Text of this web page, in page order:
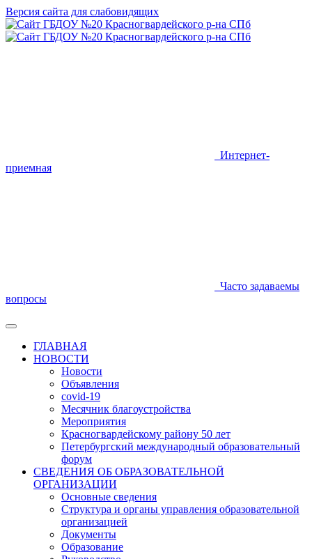
Версия сайта для слабовидящих
Интернет-
приемная
Часто задаваемы
вопросы
ГЛАВНАЯ
НОВОСТИ
Новости
Объявления
covid-19
Месячник благоустройства
Мероприятия
Красногвардейскому району 50 лет
Петербургский международный образовательный
форум
СВЕДЕНИЯ ОБ ОБРАЗОВАТЕЛЬНОЙ
ОРГАНИЗАЦИИ
Основные сведения
Структура и органы управления образовательной
организацией
Документы
Образование